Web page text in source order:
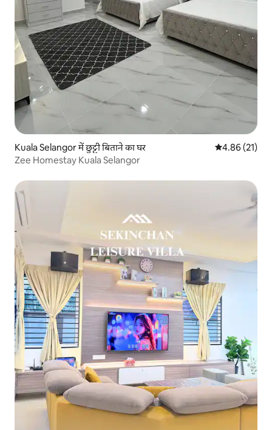
Kuala Selangor में छुट्टी बिताने का घर औसत रेटिंग 5 में
4.86 (21)
Zee Homestay Kuala Selangor